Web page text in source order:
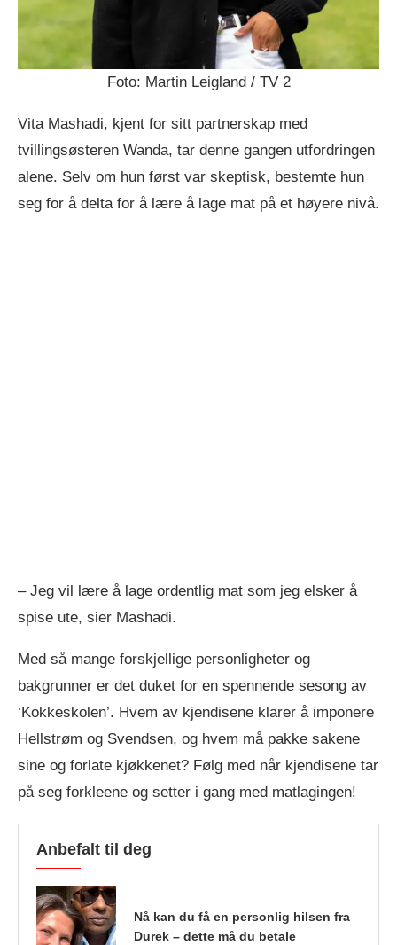
Foto: Martin Leigland / TV 2
Vita Mashadi, kjent for sitt partnerskap med
tvillingsøsteren Wanda, tar denne gangen utfordringen
alene. Selv om hun først var skeptisk, bestemte hun
seg for å delta for å lære å lage mat på et høyere nivå.
– Jeg vil lære å lage ordentlig mat som jeg elsker å
spise ute, sier Mashadi.
Med så mange forskjellige personligheter og
bakgrunner er det duket for en spennende sesong av
‘Kokkeskolen’. Hvem av kjendisene klarer å imponere
Hellstrøm og Svendsen, og hvem må pakke sakene
sine og forlate kjøkkenet? Følg med når kjendisene tar
på seg forkleene og setter i gang med matlagingen!
Anbefalt til deg
Nå kan du få en personlig hilsen fra
Durek – dette må du betale